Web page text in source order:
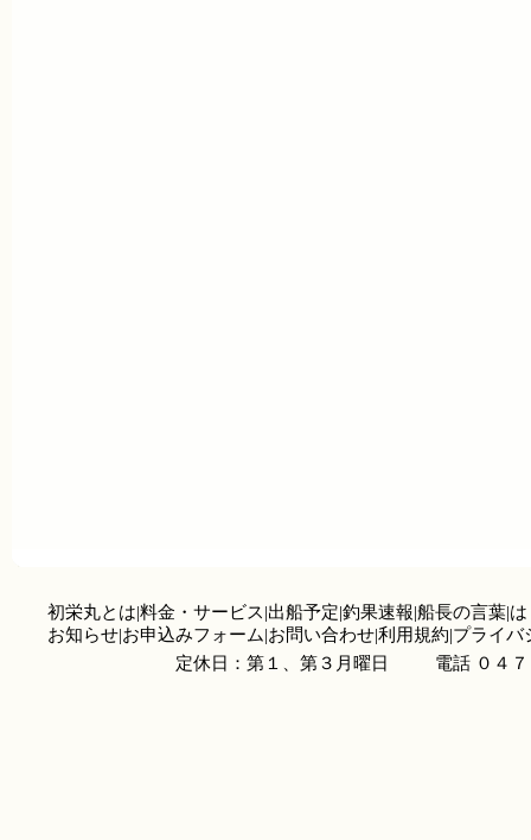
初栄丸とは|料金・サービス|出船予定|釣果速報|船長の言葉|
お知らせ|お申込みフォーム|お問い合わせ|利用規約|プライバ
定休日：第１、第３月曜日
電話 ０４